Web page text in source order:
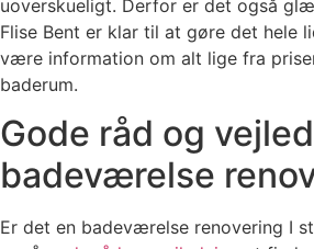
uoverskueligt. Derfor er det også
Flise Bent er klar til at gøre det hele
være information om alt lige fra
baderum.
Gode råd og
badeværelse
Er det en badeværelse renovering I